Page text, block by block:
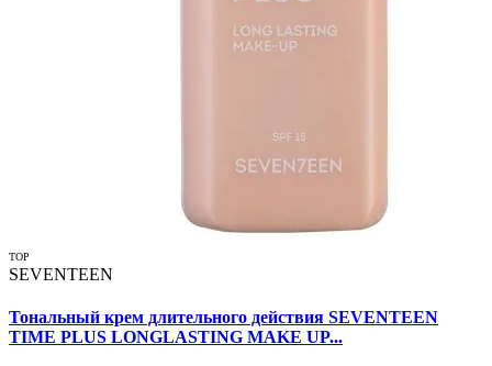
TOP
SEVENTEEN
Тональный крем длительного действия SEVENTEEN
TIME PLUS LONGLASTING MAKE UP...